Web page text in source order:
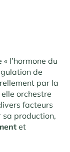
« l’hormone du
de
par la
orchestre
facteurs
production,
et